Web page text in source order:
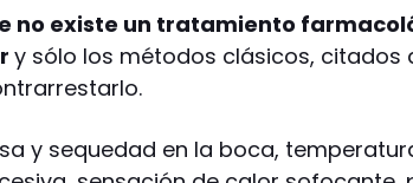
no existe un tratamiento
y sólo los métodos clásicos, citados
y sequedad en la boca,